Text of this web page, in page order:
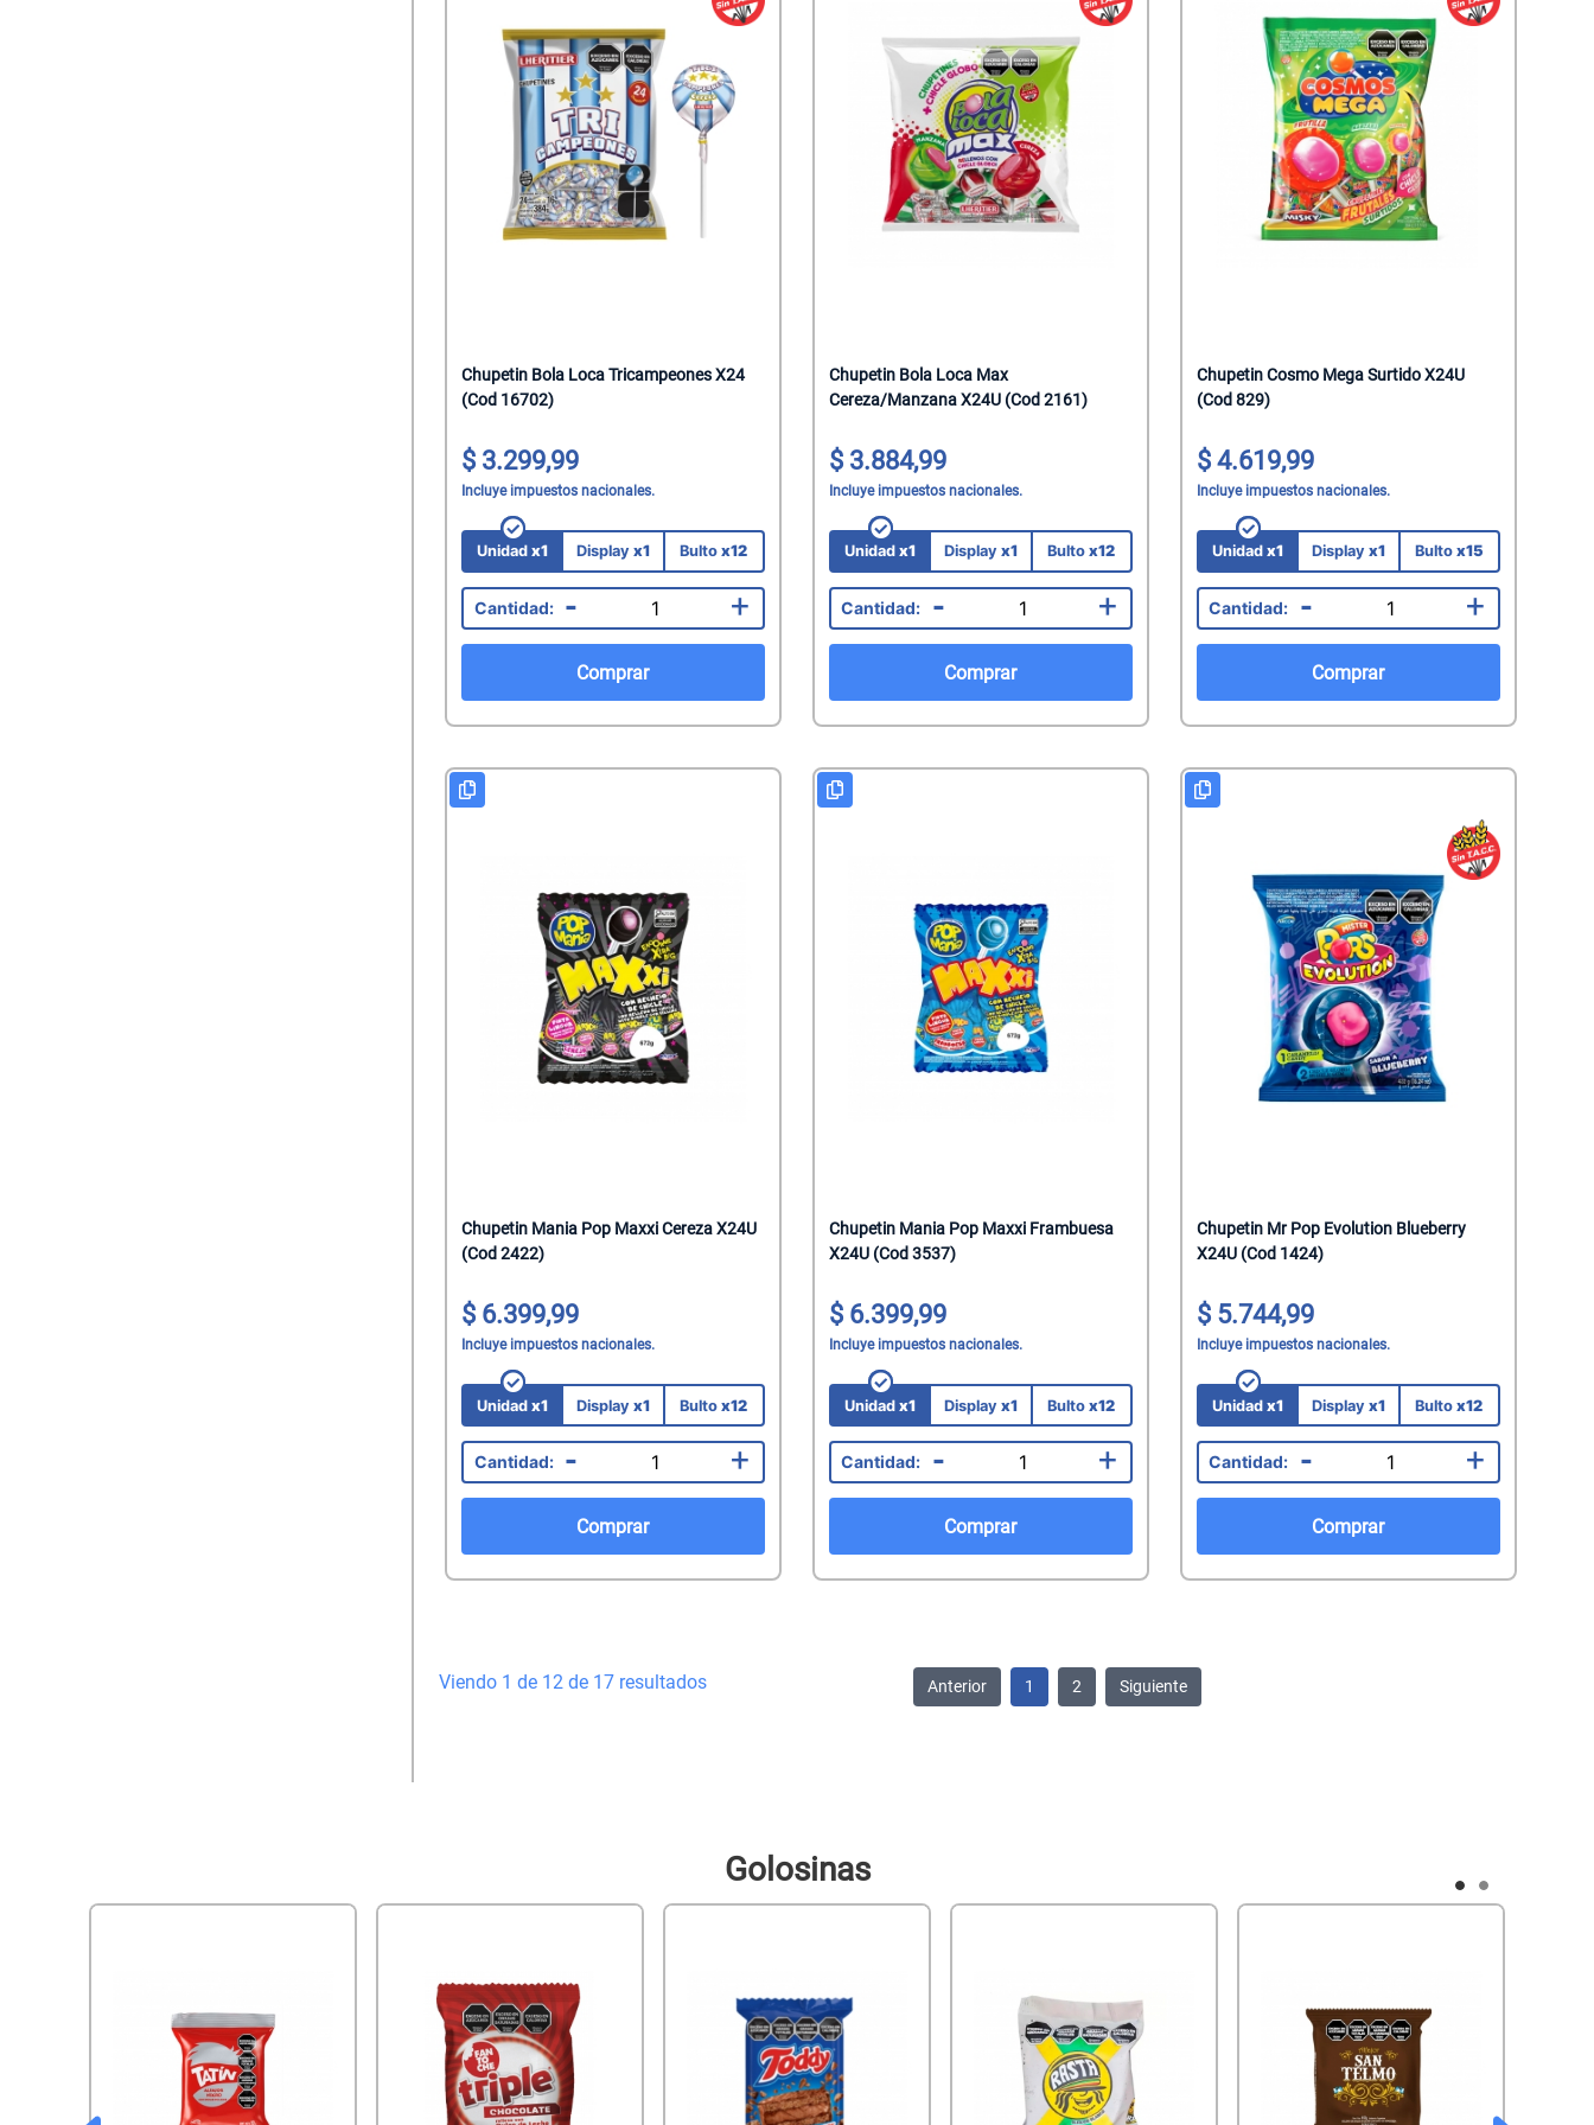
Chupetin Bola Loca Tricampeones X24
(Cod 16702)
3.299,99
Incluye impuestos nacionales.
Unidadx1 Display x1 Bultox12
- +
Comprar
Chupetin Bola Loca Max
Cereza/Manzana X24U (Cod 2161)
3.884,99
Incluye impuestos nacionales.
Unidadx1 Display x1 Bultox12
- +
Comprar
Chupetin Cosmo Mega Surtido X24U
(Cod 829)
4.619,99
Incluye impuestos nacionales.
Unidadx1 Display x1 Bulto x15
- +
Comprar
Chupetin Mania Pop Maxxi Cereza X24U
(Cod 2422)
6.399,99
Incluye impuestos nacionales.
Unidadx1 Display x1 Bultox12
- +
Comprar
Chupetin Mania Pop Maxxi Frambuesa
X24U (Cod 3537)
6.399,99
Incluye impuestos nacionales.
Unidadx1 Display x1 Bultox12
- +
Comprar
Chupetin Mr Pop Evolution Blueberry
X24U (Cod 1424)
5.744,99
Incluye impuestos nacionales.
Unidadx1 Display x1 Bultox12
- +
Comprar
Viendo 1 de 12 de 17 resultados Anterior 1 2 Siguiente
Golosinas